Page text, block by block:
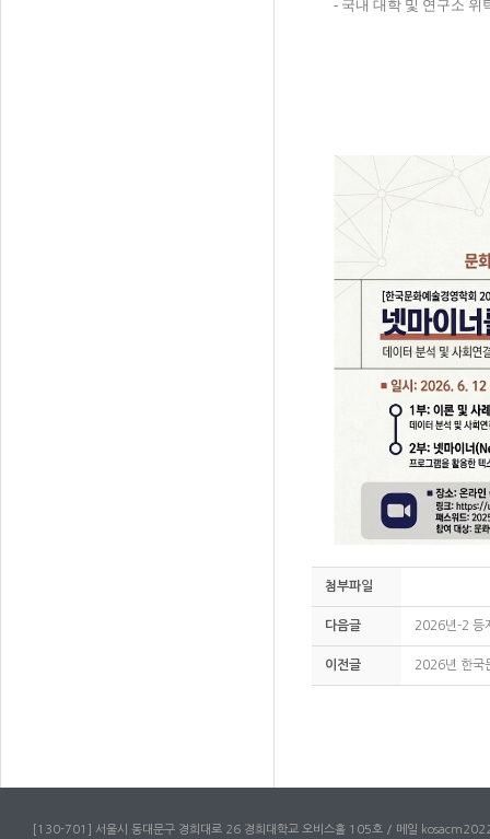
- 국내 대학 및 연구소 위
첨부파일
다음글 2026년-2 등
이전글 2026년 한국
[130-701] 서울시 동대문구 경희대로 26 경희대학교 오비스홀 105호 / 메일